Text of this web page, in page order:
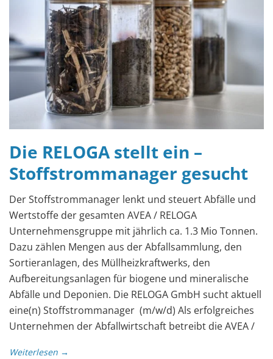
Die RELOGA stellt ein –
Stoffstrommanager gesucht
Der Stoffstrommanager lenkt und steuert Abfälle und
Wertstoffe der gesamten AVEA / RELOGA
Unternehmensgruppe mit jährlich ca. 1.3 Mio Tonnen.
Dazu zählen Mengen aus der Abfallsammlung, den
Sortieranlagen, des Müllheizkraftwerks, den
Aufbereitungsanlagen für biogene und mineralische
Abfälle und Deponien. Die RELOGA GmbH sucht aktuell
eine(n) Stoffstrommanager (m/w/d) Als erfolgreiches
Unternehmen der Abfallwirtschaft betreibt die AVEA /
Weiterlesen →